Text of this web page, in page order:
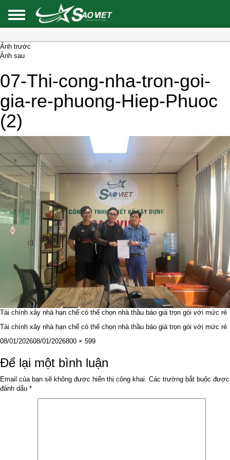
Ảnh trước
Ảnh sau
07-Thi-cong-nha-tron-goi-
gia-re-phuong-Hiep-Phuoc
(2)
Tài chính xây nhà hạn chế có thể chọn nhà thầu báo giá trọn gói với mức rẻ
Tài chính xây nhà hạn chế có thể chọn nhà thầu báo giá trọn gói với mức rẻ
Đăng
ngày
08/01/202608/01/2026Kích
đầy
đủ
800 × 599
Để lại một bình luận
Email của bạn sẽ không được hiển thị công khai. Các trường bắt buộc được
đánh dấu *